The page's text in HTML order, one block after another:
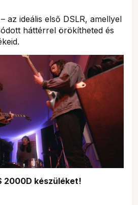
az ideális első DSLR, amellyel
háttérrel örökítheted és
2000D készüléket!